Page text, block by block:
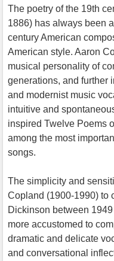
The poetry of the 19th
1886) has always been
century American
American style. Aaron
musical personality of
generations, and further
and modernist music
intuitive and
inspired Twelve Poems
among the most
songs.
The simplicity and
Copland (1900-1990) to
Dickinson between
more accustomed to
dramatic and delicate
and conversational